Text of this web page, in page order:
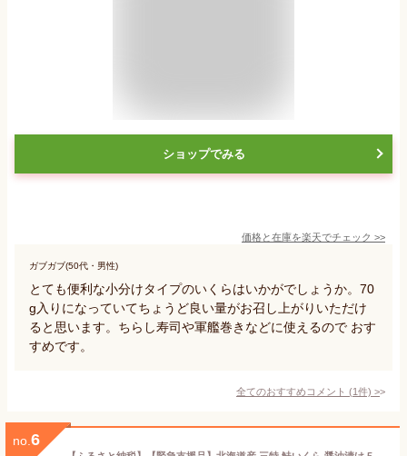
ショップでみる
価格と在庫を楽天でチェック >>
ガブガブ(50代・男性)
とても便利な小分けタイプのいくらはいかがでしょうか。70
g入りになっていてちょうど良い量がお召し上がりいただけ
ると思います。ちらし寿司や軍艦巻きなどに使えるので おす
すめです。
全てのおすすめコメント (1件) >
no. 6